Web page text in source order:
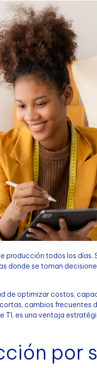
todos los días.
donde se toman
de optimizar costos,
cambios frecuentes
TI, es una ventaja
por